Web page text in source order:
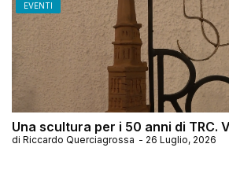
EVENTI
Una scultura per i 50 anni di TRC.
di Riccardo Querciagrossa - 26 Luglio, 2026